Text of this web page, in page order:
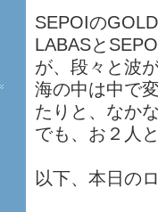
SEPOIの
LABASと
が、段々と波
海の中は中で
たりと、なか
でも、お２人
以下、本日の